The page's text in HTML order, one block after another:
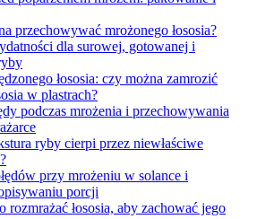
przechowywać mrożonego łososia?
dla surowej, gotowanej i
łososia: czy można zamrozić
w plastrach?
podczas mrożenia i przechowywania
ryby cierpi przez niewłaściwe
przy mrożeniu w solance i
porcji
rozmrażać łososia, aby zachować jego